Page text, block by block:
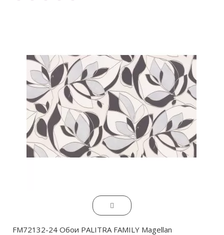
FM72132-24 Обои PALITRA FAMILY Magellan